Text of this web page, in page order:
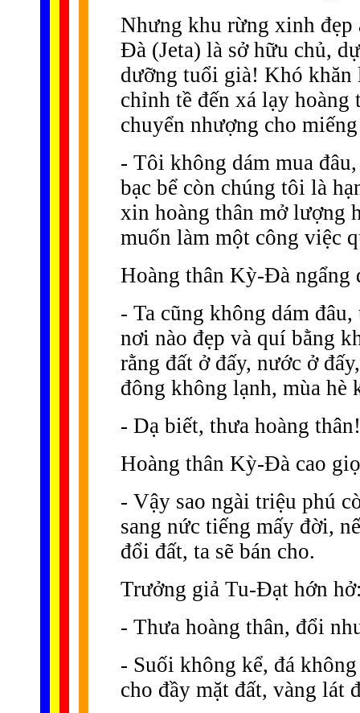
Nhưng khu rừng xinh đẹp
Ðà (Jeta) là sở hữu chủ,
dưỡng tuổi già! Khó khăn
chỉnh tề đến xá lạy
chuyển nhượng cho
- Tôi không dám mua
bạc bể còn chúng tôi là
xin hoàng thân mở lượng
muốn làm một công việc
Hoàng thân Kỳ-Ðà ngẩng
- Ta cũng không dám
nơi nào đẹp và quí bằng
rằng đất ở đấy, nước ở
đông không lạnh, mùa hè
- Dạ biết, thưa hoàng thân!
Hoàng thân Kỳ-Ðà cao
- Vậy sao ngài triệu phú
sang nức tiếng mấy đời,
đổi đất, ta sẽ bán cho.
Trưởng giả Tu-Ðạt hớn
- Thưa hoàng thân, đổi
- Suối không kể, đá
cho đầy mặt đất, vàng lát